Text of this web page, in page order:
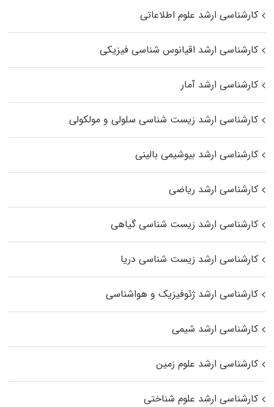
کارشناسی ارشد علوم اطلاعاتی
کارشناسی ارشد اقیانوس‌ شناسی فیزیکی
کارشناسی ارشد آمار
کارشناسی ارشد زیست شناسی سلولی و مولکولی
کارشناسی ارشد بیوشیمی بالینی
کارشناسی ارشد ریاضی
کارشناسی ارشد زیست‌ شناسی گیاهی
کارشناسی ارشد زیست‌ شناسی دریا
کارشناسی ارشد ژئوفیزیک و هواشناسی
کارشناسی ارشد شیمی
کارشناسی ارشد علوم زمین
کارشناسی ارشد علوم شناختی